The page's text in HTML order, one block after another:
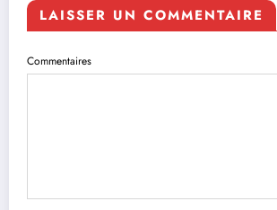
LAISSER UN COMMENTAIRE
Commentaires